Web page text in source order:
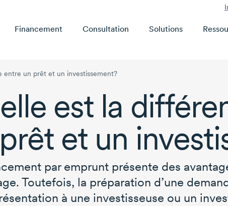
Financement Consultation Solutions
entre un prêt et un investissement?
est la
et un
par emprunt présente des
Toutefois, la préparation d’une
à une investisseuse ou un